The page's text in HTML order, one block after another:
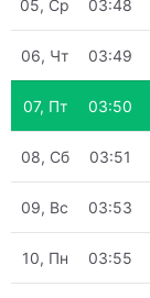
05, Ср 03:48
06, Чт 03:49
07, Пт 03:50
08, Сб 03:51
09, Вс 03:53
10, Пн 03:55